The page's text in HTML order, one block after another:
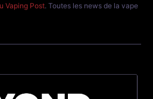
Vaping Post. Toutes les news de la vape